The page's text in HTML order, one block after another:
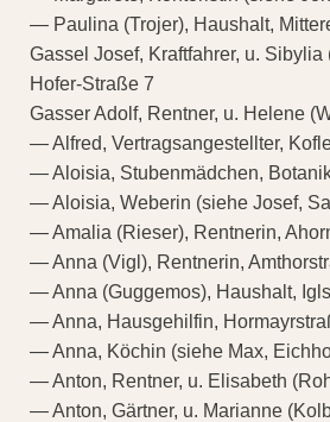
— Paulina (Trojer), Haushalt,
Gassel Josef, Kraftfahrer, u.
Hofer-Straße 7
Gasser Adolf, Rentner, u. Helene
— Alfred, Vertragsangestellter,
— Aloisia, Stubenmädchen,
— Aloisia, Weberin (siehe Josef,
— Amalia (Rieser), Rentnerin,
— Anna (Vigl), Rentnerin,
— Anna (Guggemos), Haushalt,
— Anna, Hausgehilfin,
— Anna, Köchin (siehe Max,
— Anton, Rentner, u. Elisabeth
— Anton, Gärtner, u. Marianne